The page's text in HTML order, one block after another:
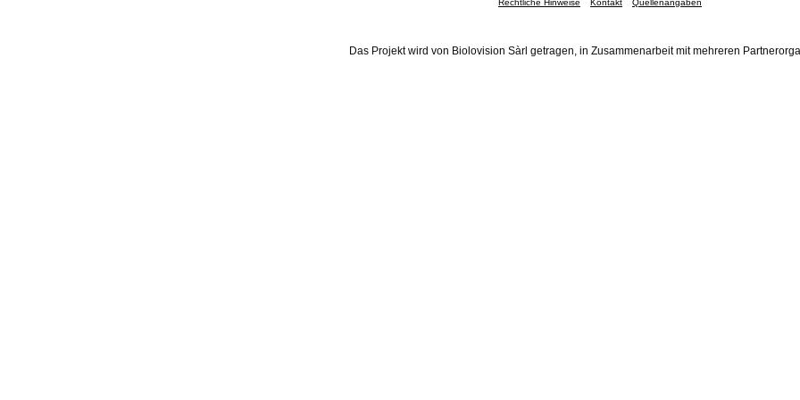
Rechtliche Hinweise Kontakt Quellenangaben
Das Projekt wird von Biolovision Sàrl getragen, in Zusammenarbeit mit mehreren